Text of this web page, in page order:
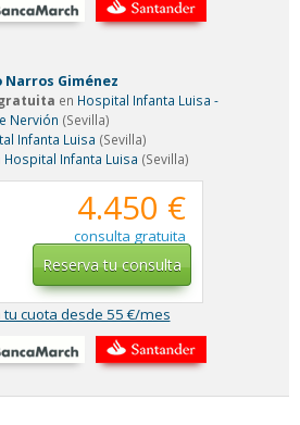
Narros Giménez
en Hospital Infanta Luisa -
Nervión (Sevilla)
Infanta Luisa (Sevilla)
Hospital Infanta Luisa (Sevilla)
4.450 €
consulta gratuita
Reserva tu consulta
cuota desde 55 €/mes